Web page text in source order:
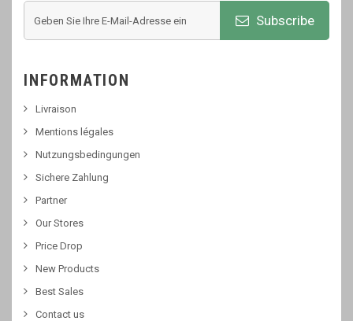
Subscribe
INFORMATION
Livraison
Mentions légales
Nutzungsbedingungen
Sichere Zahlung
Partner
Our Stores
Price Drop
New Products
Best Sales
Contact us